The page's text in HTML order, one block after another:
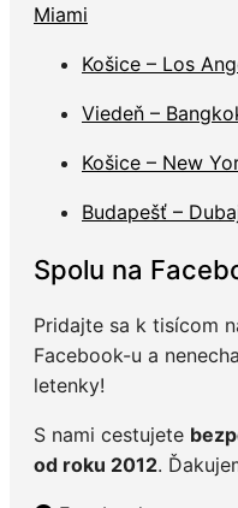
Miami
Košice – Los
Viedeň –
Košice – New
Budapešť –
Spolu na
Pridajte sa k tisícom
Facebook-u a
letenky!
S nami cestujete
od roku 2012.